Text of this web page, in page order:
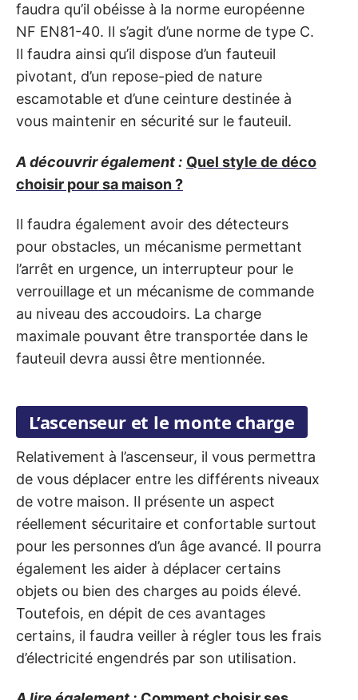
faudra qu’il obéisse à la norme européenne
NF EN81-40. Il s’agit d’une norme de type C.
Il faudra ainsi qu’il dispose d’un fauteuil
pivotant, d’un repose-pied de nature
escamotable et d’une ceinture destinée à
vous maintenir en sécurité sur le fauteuil.
A découvrir également : Quel style de déco
choisir pour sa maison ?
Il faudra également avoir des détecteurs
pour obstacles, un mécanisme permettant
l’arrêt en urgence, un interrupteur pour le
verrouillage et un mécanisme de commande
au niveau des accoudoirs. La charge
maximale pouvant être transportée dans le
fauteuil devra aussi être mentionnée.
L’ascenseur et le monte charge
Relativement à l’ascenseur, il vous permettra
de vous déplacer entre les différents niveaux
de votre maison. Il présente un aspect
réellement sécuritaire et confortable surtout
pour les personnes d’un âge avancé. Il pourra
également les aider à déplacer certains
objets ou bien des charges au poids élevé.
Toutefois, en dépit de ces avantages
certains, il faudra veiller à régler tous les frais
d’électricité engendrés par son utilisation.